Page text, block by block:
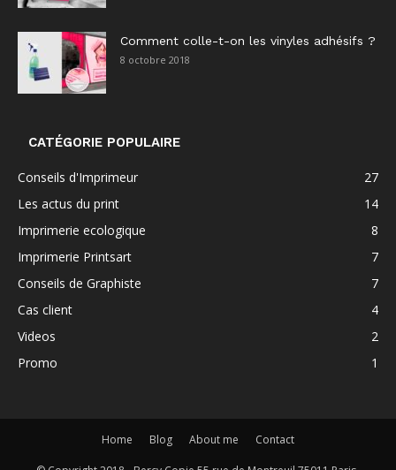
Comment colle-t-on les vinyles adhésifs ?
8 octobre 2018
CATÉGORIE POPULAIRE
Conseils d'Imprimeur
27
Les actus du print
14
Imprimerie ecologique
8
Imprimerie Printsart
7
Conseils de Graphiste
7
Cas client
4
Videos
2
Promo
1
Home Blog About me Contact